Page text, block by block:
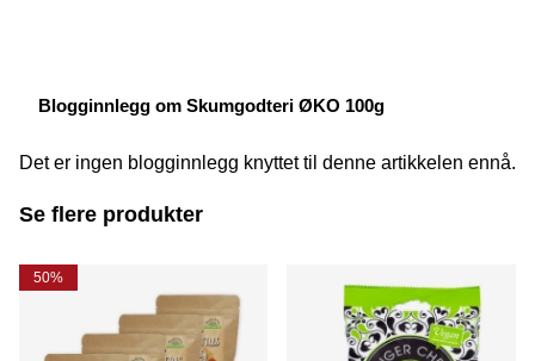
Blogginnlegg om Skumgodteri ØKO 100g
Det er ingen blogginnlegg knyttet til denne artikkelen ennå.
Se flere produkter
50%